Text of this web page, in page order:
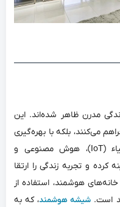
مدرن ظاهر شده‌اند. این
می‌کنند، بلکه با بهره‌گیری
از فناوری‌های نوین مانند اینترنت اشیاء (IoT)، هوش مصنوعی و
و تجربه زندگی را ارتقا
هوشمند، استفاده از
است. شیشه هوشمند، که به